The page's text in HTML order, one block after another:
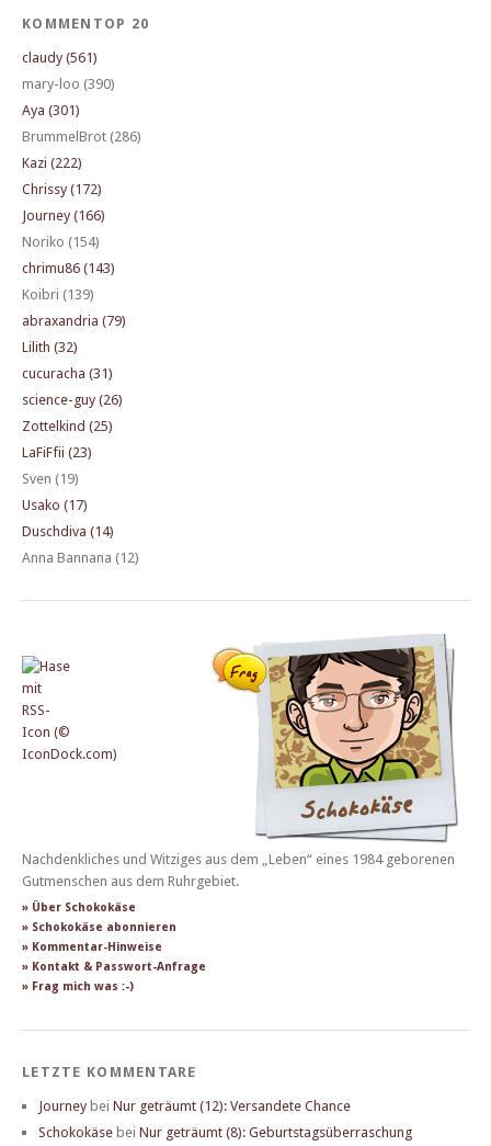
KOMMENTOP 20
claudy (561)
mary-loo (390)
Aya (301)
BrummelBrot (286)
Kazi (222)
Chrissy (172)
Journey (166)
Noriko (154)
chrimu86 (143)
Koibri (139)
abraxandria (79)
Lilith (32)
cucuracha (31)
science-guy (26)
Zottelkind (25)
LaFiFfii (23)
Sven (19)
Usako (17)
Duschdiva (14)
Anna Bannana (12)
Nachdenkliches und Witziges aus dem „Leben“ eines 1984 geborenen
Gutmenschen aus dem Ruhrgebiet.
» Über Schokokäse
» Schokokäse abonnieren
» Kommentar-Hinweise
» Kontakt & Passwort-Anfrage
» Frag mich was :-)
LETZTE KOMMENTARE
Journey bei Nur geträumt (12): Versandete Chance
Schokokäse bei Nur geträumt (8): Geburtstagsüberraschung